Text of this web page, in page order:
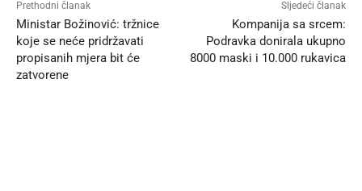
Prethodni članak
Ministar Božinović: tržnice
koje se neće pridržavati
propisanih mjera bit će
zatvorene
Sljedeći članak
Kompanija sa srcem:
Podravka donirala ukupno
8000 maski i 10.000 rukavica